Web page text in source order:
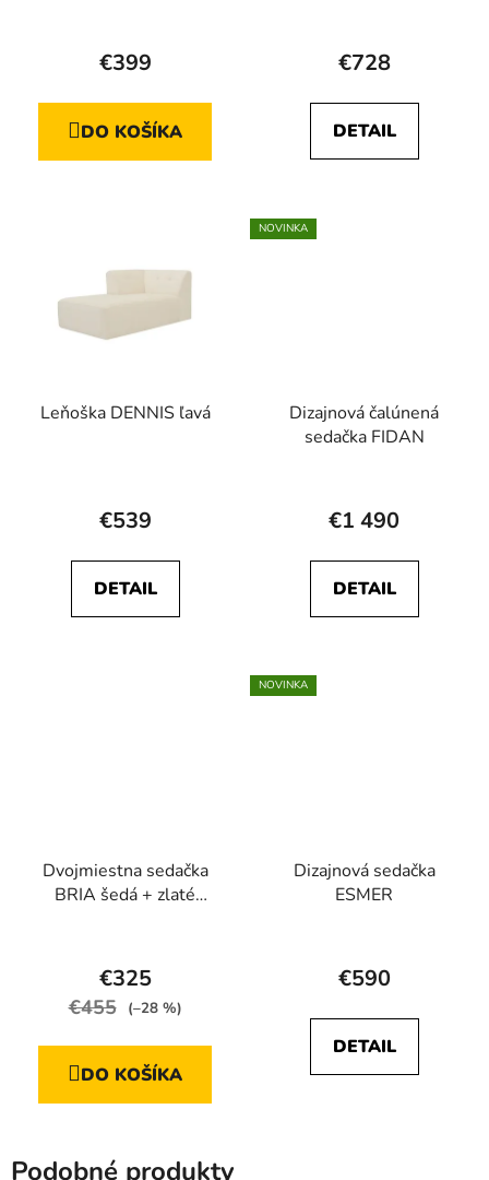
hodnotenie
je
4,5
€399
DO KOŠÍKA
€728
DETAIL
Leňoška DENNIS ľavá
€539
DETAIL
NOVINKA
Dizajnová čalúnená
sedačka FIDAN
€1 490
DETAIL
Dvojmiestna sedačka
BRIA šedá + zlaté
€325
€455 (–28 %)
DO KOŠÍKA
NOVINKA
Dizajnová sedačka
ESMER
hodnotenie
je
5,0
€590
DETAIL
Podobné produkty